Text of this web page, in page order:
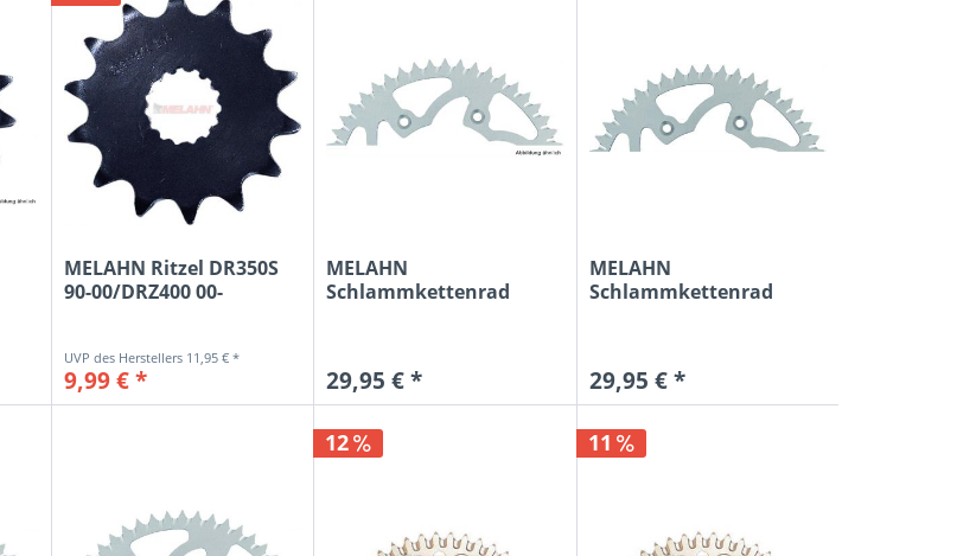
MELAHN Ritzel DR350S
90-00/DRZ400 00-
11,95 € *
9,99 € *
MELAHN
Schlammkettenrad
29,95 € *
MELAHN
Schlammkettenrad
29,95 € *
12 11